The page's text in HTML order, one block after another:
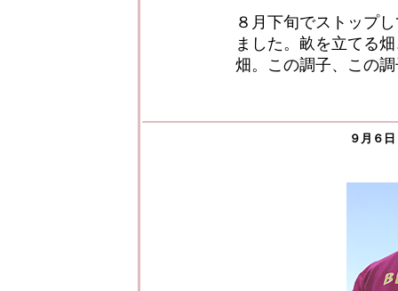
８月下旬でストップ
ました。畝を立てる
畑。この調子、この
９月６